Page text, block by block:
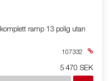
ramp 13 polig utan
107332
5 470 SEK